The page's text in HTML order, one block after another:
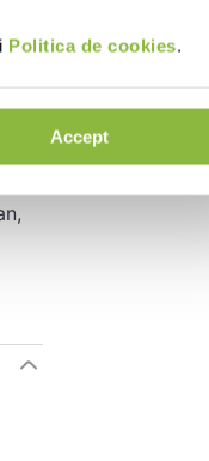
Politica de cookies.
Accept